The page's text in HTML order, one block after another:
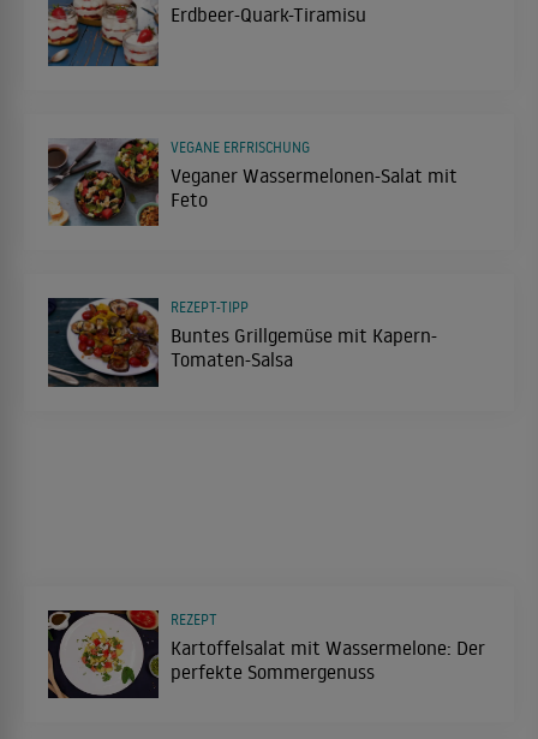
Erdbeer-Quark-Tiramisu
Veganer Wassermelonen-Salat mit
Feto
VEGANE ERFRISCHUNG
Buntes Grillgemüse mit Kapern-
Tomaten-Salsa
REZEPT-TIPP
Kartoffelsalat mit Wassermelone: Der
perfekte Sommergenuss
REZEPT